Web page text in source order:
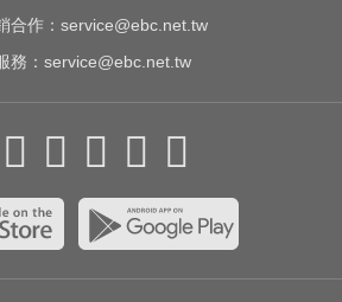
合作： service@ebc.net.tw
務： service@ebc.net.tw